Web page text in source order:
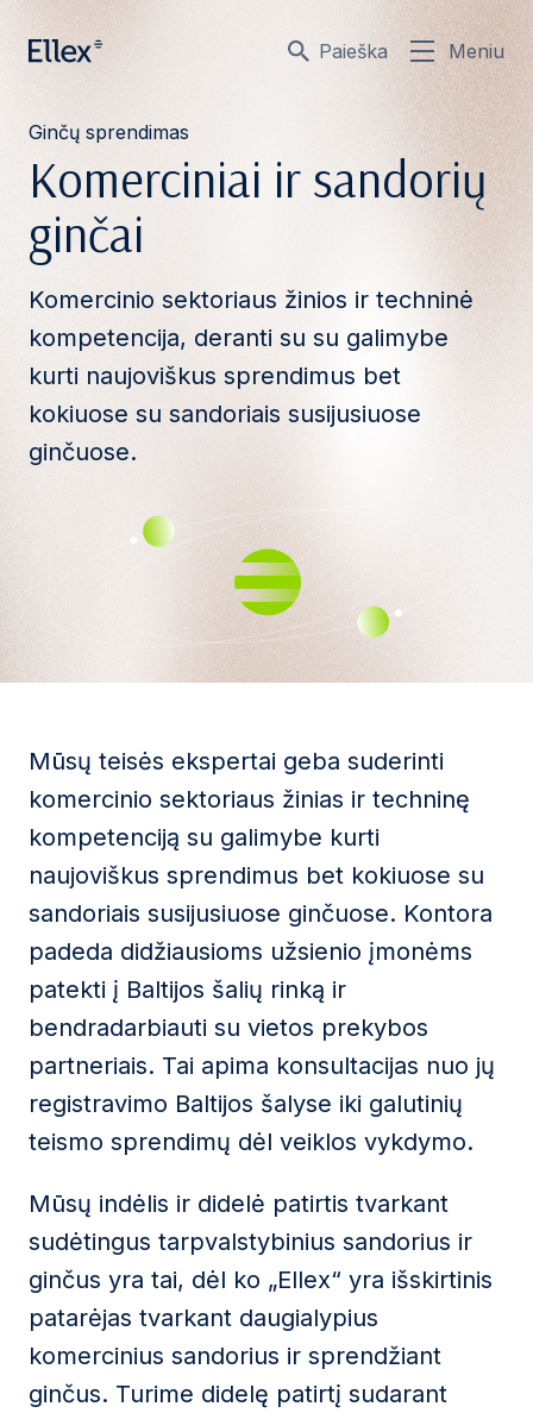
Paieška Meniu
Ginčų sprendimas
Komerciniai ir sandorių
ginčai
Komercinio sektoriaus žinios ir techninė
kompetencija, deranti su su galimybe
kurti naujoviškus sprendimus bet
kokiuose su sandoriais susijusiuose
ginčuose.
Mūsų teisės ekspertai geba suderinti
komercinio sektoriaus žinias ir techninę
kompetenciją su galimybe kurti
naujoviškus sprendimus bet kokiuose su
sandoriais susijusiuose ginčuose. Kontora
padeda didžiausioms užsienio įmonėms
patekti į Baltijos šalių rinką ir
bendradarbiauti su vietos prekybos
partneriais. Tai apima konsultacijas nuo jų
registravimo Baltijos šalyse iki galutinių
teismo sprendimų dėl veiklos vykdymo.
Mūsų indėlis ir didelė patirtis tvarkant
sudėtingus tarpvalstybinius sandorius ir
ginčus yra tai, dėl ko „Ellex“ yra išskirtinis
patarėjas tvarkant daugialypius
komercinius sandorius ir sprendžiant
ginčus. Turime didelę patirtį sudarant